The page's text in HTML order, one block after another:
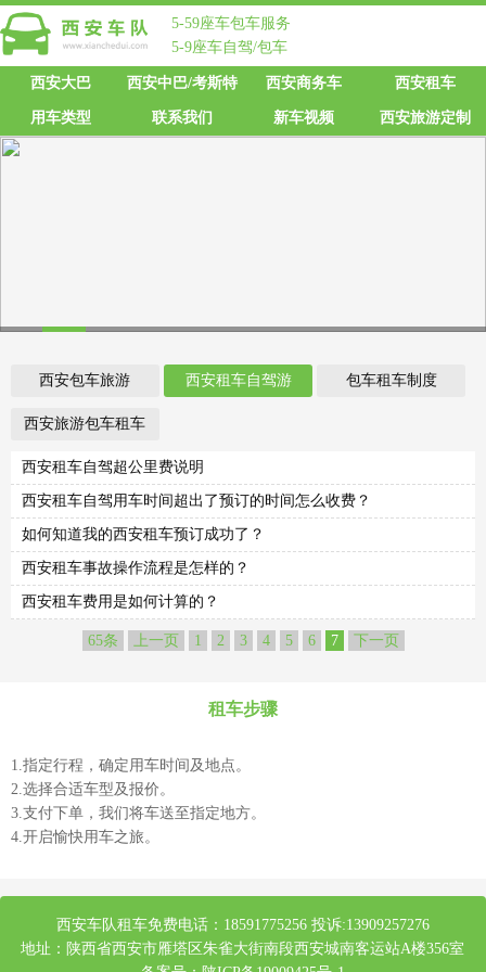
5-59座车包车服务
5-9座车自驾/包车
西安大巴 西安中巴/考斯特 西安商务车 西安租车
用车类型 联系我们 新车视频 西安旅游定制
西安包车旅游 西安租车自驾游 包车租车制度
西安旅游包车租车
西安租车自驾超公里费说明
西安租车自驾用车时间超出了预订的时间怎么收费？
如何知道我的西安租车预订成功了？
西安租车事故操作流程是怎样的？
西安租车费用是如何计算的？
65条 上一页 1 2 3 4 5 6 7 下一页
租车步骤
1.指定行程，确定用车时间及地点。
2.选择合适车型及报价。
3.支付下单，我们将车送至指定地方。
4.开启愉快用车之旅。
西安车队租车免费电话：18591775256 投诉:13909257276
地址：陕西省西安市雁塔区朱雀大街南段西安城南客运站A楼356室